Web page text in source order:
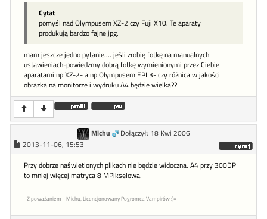
Cytat
pomyśl nad Olympusem XZ-2 czy Fuji X10. Te aparaty
produkują bardzo fajne jpg.
mam jeszcze jedno pytanie.... jeśli zrobię fotkę na manualnych
ustawieniach-powiedzmy dobrą fotkę wymienionymi przez Ciebie
aparatami np XZ-2- a np Olympusem EPL3- czy różnica w jakości
obrazka na monitorze i wydruku A4 będzie wielka??
Michu
Dołączył: 18 Kwi 2006
2013-11-06, 15:53
Przy dobrze naświetlonych plikach nie będzie widoczna. A4 przy 300DPI
to mniej więcej matryca 8 MPikselowa.
Z poważaniem - Michu, Licencjonowany Pogromca Vampirów :)=